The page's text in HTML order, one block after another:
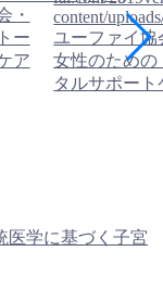
・
ー
ア
content/
ユーファイ協
女性のための
タルサポート
医学に基づく子宮